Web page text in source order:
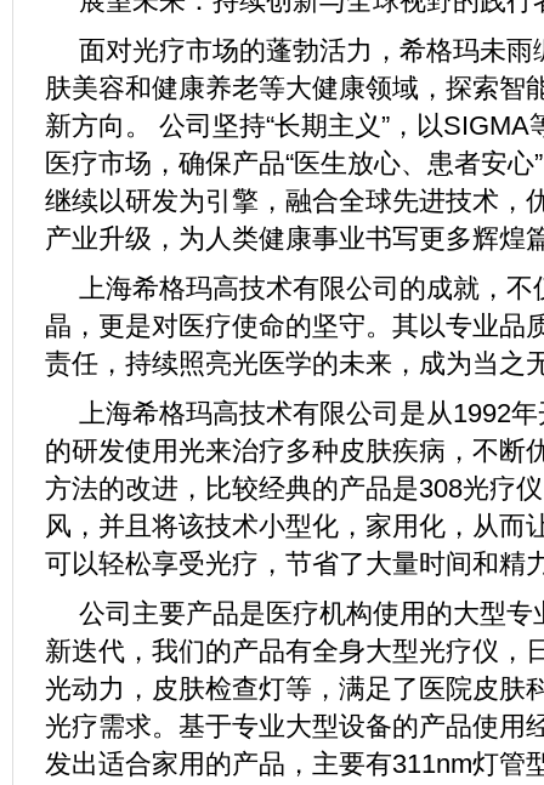
面对光疗市场的蓬勃活力，希格玛未雨
肤美容和健康养老等大健康领域，探索智
新方向。 公司坚持“长期主义”，以SIGMA
医疗市场，确保产品“医生放心、患者安心
继续以研发为引擎，融合全球先进技术，
产业升级，为人类健康事业书写更多辉煌
上海希格玛高技术有限公司的成就，不
晶，更是对医疗使命的坚守。其以专业品
责任，持续照亮光医学的未来，成为当之
上海希格玛高技术有限公司是从1992
的研发使用光来治疗多种皮肤疾病，不断
方法的改进，比较经典的产品是308光疗
风，并且将该技术小型化，家用化，从而
可以轻松享受光疗，节省了大量时间和精
公司主要产品是医疗机构使用的大型专
新迭代，我们的产品有全身大型光疗仪，
光动力，皮肤检查灯等，满足了医院皮肤
光疗需求。基于专业大型设备的产品使用
发出适合家用的产品，主要有311nm灯管